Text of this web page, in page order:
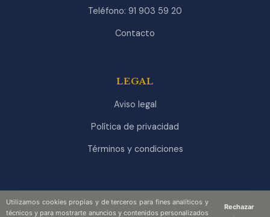
Utilizamos cookies propias y de terceros para fines analíticos y
técnicos y para mostrarte anuncios y contenidos personalizados
Rechazar
Teléfono: 91 903 59 20
Contacto
LEGAL
Aviso legal
Política de privacidad
Términos y condiciones